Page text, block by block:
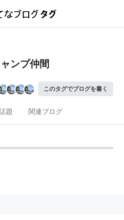
ンプ仲間
このタグでブログを書く
題 関連ブログ